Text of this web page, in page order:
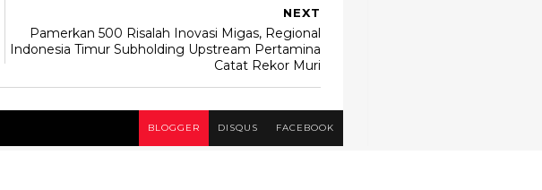
NEXT
Pamerkan 500 Risalah Inovasi Migas, Regional
Indonesia Timur Subholding Upstream Pertamina
Catat Rekor Muri
BLOGGER DISQUS FACEBOOK